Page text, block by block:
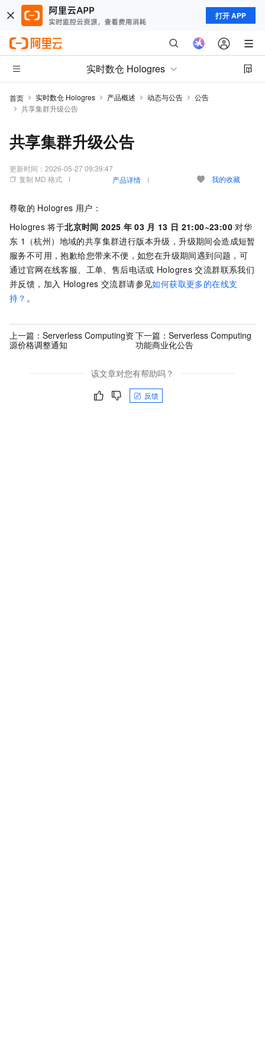
打开 APP
实时数仓 Hologres
首页 实时数仓 Hologres 产品概述 动态与公告
公告
共享集群升级公告
共享集群升级公告
更新时间： 2026-05-27 09:39:47
复制 MD 格式
产品详情 我的收藏
尊敬的 Hologres 用户：
Hologres 将于北京时间 2025 年 03 月 13 日 21:00~23:00 对华
东 1（杭州）地域的共享集群进行版本升级，升级期间会造成短暂
服务不可用，抱歉给您带来不便，如您在升级期间遇到问题，可
通过官网在线客服、工单、售后电话或 Hologres 交流群联系我们
并反馈，加入 Hologres 交流群请参见如何获取更多的在线支
持？ 。
上一篇： Serverless Computing资
源价格调整通知
下一篇： Serverless Computing
功能商业化公告
该文章对您有帮助吗？
反馈